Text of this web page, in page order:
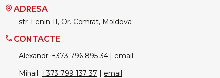
ADRESA
str. Lenin 11, Or. Comrat, Moldova
CONTACTE
Alexandr: +373 796 895 34 | email
Mihail: +373 799 137 37 | email